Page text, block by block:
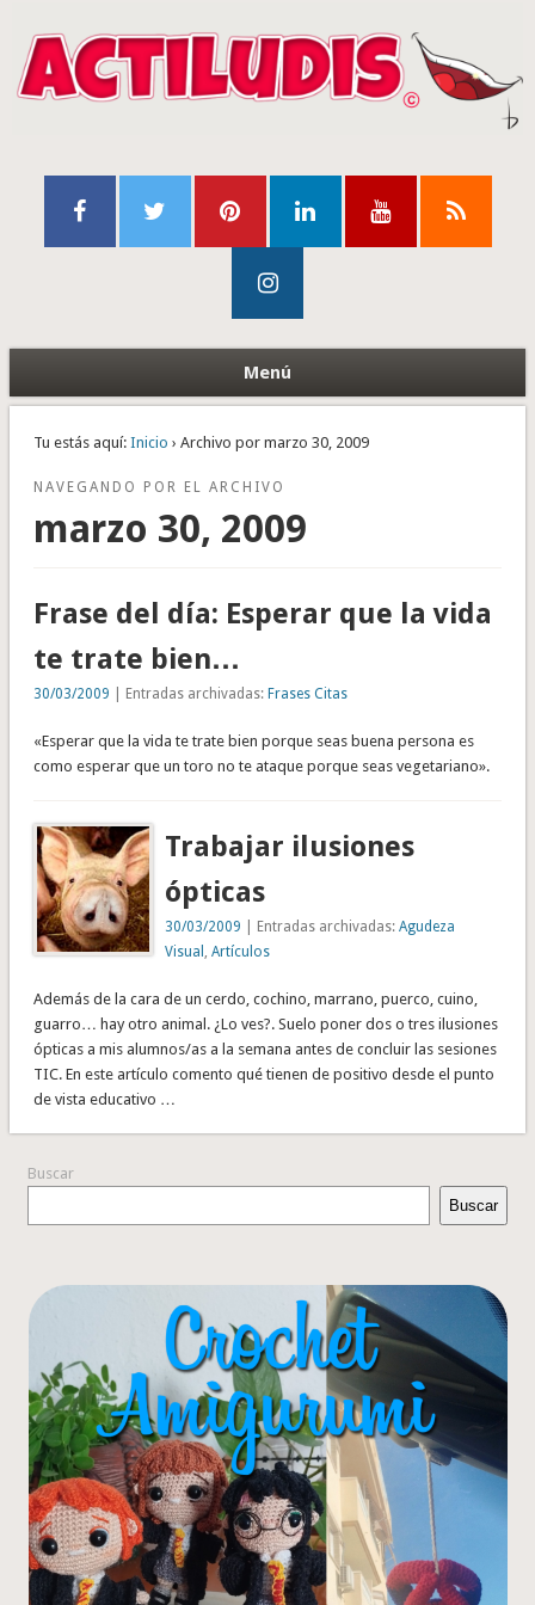
Menú
Tu estás aquí: Inicio › Archivo por marzo 30, 2009
NAVEGANDO POR EL ARCHIVO
marzo 30, 2009
Frase del día: Esperar que la vida
te trate bien…
30/03/2009 | Entradas archivadas: Frases Citas
«Esperar que la vida te trate bien porque seas buena persona es
como esperar que un toro no te ataque porque seas vegetariano».
Trabajar ilusiones
ópticas
30/03/2009 | Entradas archivadas:Agudeza
Visual
,Artículos
Además de la cara de un cerdo, cochino, marrano, puerco, cuino,
guarro… hay otro animal. ¿Lo ves?. Suelo poner dos o tres ilusiones
ópticas a mis alumnos/as a la semana antes de concluir las sesiones
TIC. En este artículo comento qué tienen de positivo desde el punto
de vista educativo …
Buscar
Buscar